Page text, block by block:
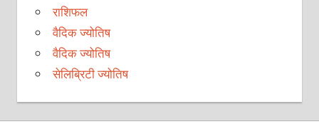
राशिफल
वैदिक ज्योतिष
वैदिक ज्योतिष
सेलिब्रिटी ज्योतिष